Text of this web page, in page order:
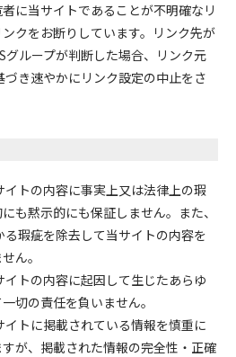
に当サイトであることが不明確なリ
クをお断りしています。リンク先が
グループが判断した場合、リンク元
づき速やかにリンク設定の中止をさ
イトの内容に事実上又は法律上の瑕
も黙示的にも保証しません。また、
る瑕疵を除去して当サイトの内容を
ん。
イトの内容に起因して生じたあらゆ
切の責任を負いません。
イトに掲載されている情報を慎重に
が、掲載された情報の完全性・正確